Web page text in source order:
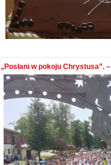
„Posłani w pokoju Chrystusa”.